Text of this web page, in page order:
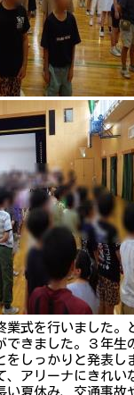
業式を行いました。
できました。３年生
をしっかりと発表し
、アリーナにきれい
い夏休み、交通事故